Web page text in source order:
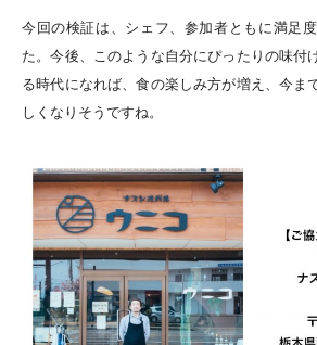
今回の検証は、シェフ、参加者ともに満足
た。今後、このような自分にぴったりの味付
る時代になれば、食の楽しみ方が増え、今ま
しくなりそうですね。